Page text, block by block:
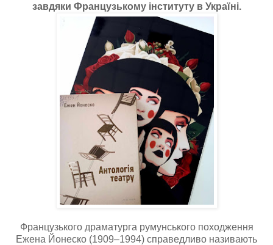
завдяки Французькому інституту в Україні.
Французького драматурга румунського походження
Ежена Йонеско (1909–1994) справедливо називають